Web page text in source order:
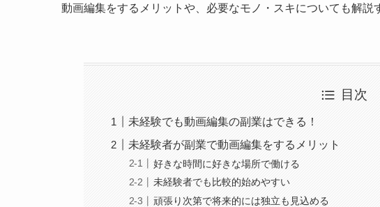
動画編集をするメリットや、必要なモノ・スキについても解説
目次
未経験でも動画編集の副業はできる！
未経験者が副業で動画編集をするメリット
好きな時間に好きな場所で働ける
未経験者でも比較的始めやすい
頑張り次第で将来的には独立も見込める